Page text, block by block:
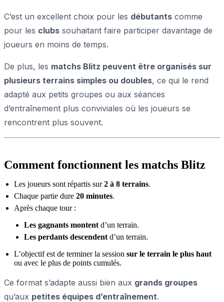
C’est un excellent choix pour les débutants comme
pour les clubs souhaitant faire participer davantage de
joueurs en moins de temps.
De plus, les matchs Blitz peuvent être organisés sur
plusieurs terrains simples ou doubles, ce qui le rend
adapté aux petits groupes ou aux séances
d’entraînement plus conviviales où les joueurs se
rencontrent plus souvent.
Comment fonctionnent les matchs Blitz
Les joueurs sont répartis sur2 à 8 terrains.
Chaque partie dure 20 minutes.
Après chaque tour :
Les gagnants montent d’un terrain.
Les perdants descendent d’un terrain.
L’objectif est de terminer la session sur le terrain le plus haut
ou avec le plus de points cumulés.
Ce format s’adapte aussi bien aux grands groupes
qu’aux petites équipes d’entraînement.